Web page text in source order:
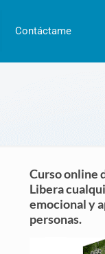
Contáctame
Curso online
Libera
emocional y
personas.